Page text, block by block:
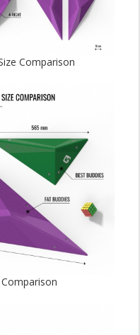
Comparison